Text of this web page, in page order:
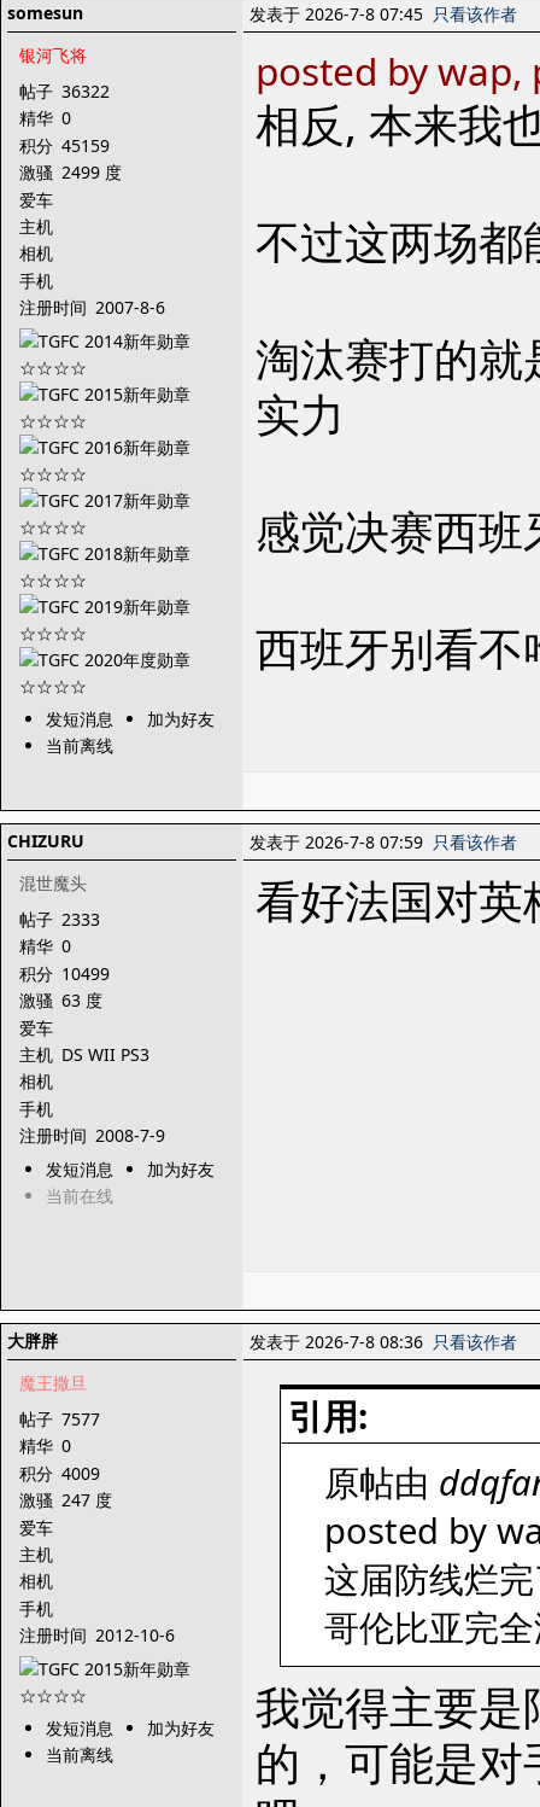
somesun
银河飞将
帖子 36322
精华 0
积分 45159
激骚 2499 度
爱车
主机
相机
手机
注册时间 2007-8-6
发短消息
加为好友
当前离线
发表于 2026-7-8 07:45 只看该作者
posted by
相反, 本来我
不过这两场
淘汰赛打的
实力
感觉决赛西
西班牙别看
CHIZURU
混世魔头
帖子 2333
精华 0
积分 10499
激骚 63 度
爱车
主机 DS WII PS3
相机
手机
注册时间 2008-7-9
发短消息
加为好友
当前在线
发表于 2026-7-8 07:59 只看该作者
看好法国对
大胖胖
魔王撒旦
帖子 7577
精华 0
积分 4009
激骚 247 度
爱车
主机
相机
手机
注册时间 2012-10-6
发短消息
加为好友
当前离线
发表于 2026-7-8 08:36 只看该作者
引用:
原帖由
posted by
这届防线烂
哥伦比亚完
我觉得主要
的，可能是